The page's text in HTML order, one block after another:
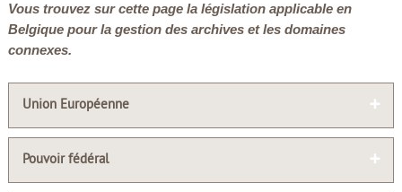
Vous trouvez sur cette page la législation applicable en
Belgique pour la gestion des archives et les domaines
connexes.
Union Européenne
Pouvoir fédéral